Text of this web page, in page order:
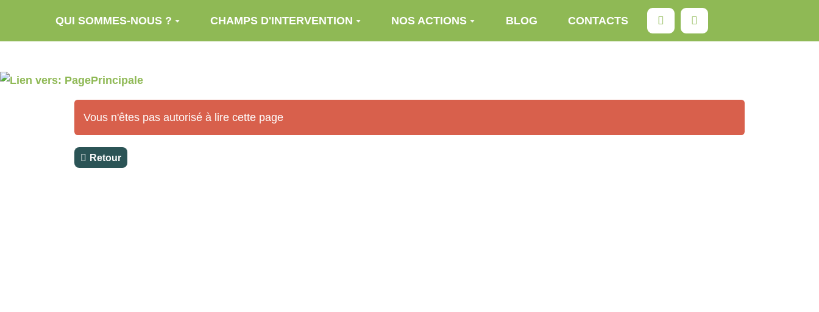
Aller au contenu principal
QUI SOMMES-NOUS ? CHAMPS D'INTERVENTION NOS ACTIONS BLOG CONTACTS Rechercher
Vous n'êtes pas autorisé à lire cette page
Retour